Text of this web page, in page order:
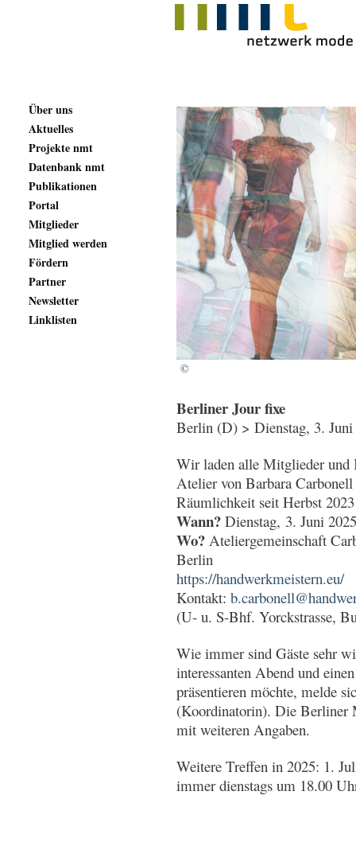
©
Berliner Jour fixe
Berlin (D) > Dienstag, 3.
Wir laden alle Mitglieder und
Atelier von Barbara
Räumlichkeit seit Herbst
Wann? Dienstag, 3. Juni
Wo? Ateliergemeinschaft
Berlin
https://handwerkmeistern.eu/
Kontakt:
(U- u. S-Bhf. Yorckstrasse,
Wie immer sind Gäste sehr
interessanten Abend und
präsentieren möchte, melde
(Koordinatorin). Die Berliner
mit weiteren Angaben.
Weitere Treffen in 2025: 1.
immer dienstags um 18.00
Über uns
Aktuelles
Projekte nmt
Datenbank nmt
Publikationen
Portal
Mitglieder
Mitglied werden
Fördern
Partner
Newsletter
Linklisten